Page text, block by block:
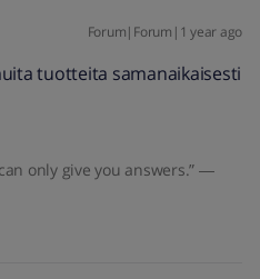
Forum|Forum|1 year ago
tuotteita samanaikaisesti
only give you answers.” ―